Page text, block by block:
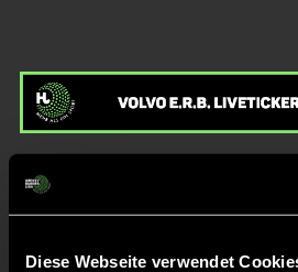
Diese Webseite verwendet
Liveticker
Keine Daten verfügbar.